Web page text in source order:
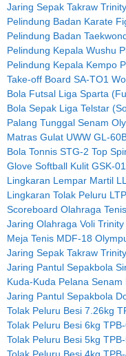
Jaring Sepak Takraw
Pelindung Badan Karate
Pelindung Badan
Pelindung Kepala Wushu
Pelindung Kepala Kempo
Take-off Board SA-TO1
Bola Futsal Liga Sparta
Bola Sepak Liga Telstar
Palang Tunggal Senam
Matras Gulat UWW GL-
Bola Tonnis STG-2 Top
Glove Softball Kulit GSK-01
Lingkaran Lempar Martil
Lingkaran Tolak Peluru
Scoreboard Olahraga
Jaring Olahraga Voli Trinity
Meja Tenis MDF-18
Jaring Sepak Takraw
Jaring Pantul Sepakbola
Kuda-Kuda Pelana Senam
Jaring Pantul Sepakbola
Tolak Peluru Besi 7.26kg
Tolak Peluru Besi 6kg
Tolak Peluru Besi 5kg
Tolak Peluru Besi 4kg